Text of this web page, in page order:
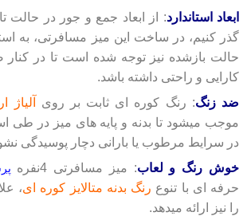
ابعاد استاندارد: از ابعاد جمع و جور در حالت
گذر کنیم، در ساخت این میز مسافرتی، به
حالت بازشده نیز توجه شده است تا در
کارایی و راحتی داشته باشد.
ضد زنگ: رنگ کوره ای ثابت بر روی آلیاژ
موجب میشود تا بدنه و پایه های میز در طی
در سرایط مرطوب یا بارانی دچار پوسیدگی
خوش رنگ و لعاب: میز مسافرتی 4نفره
حرفه ای با تنوع رنگ بدنه متالایز کوره ای،
را نیز ارائه میدهد.